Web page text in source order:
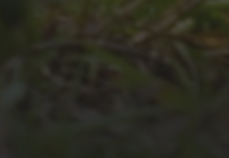
UNSER JAHRBUCH 2025/2026